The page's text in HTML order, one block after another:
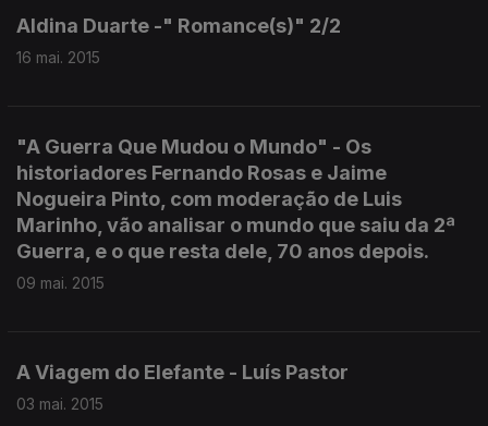
Aldina Duarte -" Romance(s)" 2/2
16 mai. 2015
"A Guerra Que Mudou o Mundo" - Os
historiadores Fernando Rosas e Jaime
Nogueira Pinto, com moderação de Luis
Marinho, vão analisar o mundo que saiu da 2ª
Guerra, e o que resta dele, 70 anos depois.
09 mai. 2015
A Viagem do Elefante - Luís Pastor
03 mai. 2015